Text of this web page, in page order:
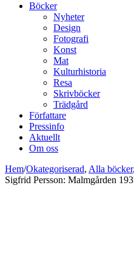
Böcker
Nyheter
Design
Fotografi
Konst
Mat
Kulturhistoria
Resa
Skrivböcker
Trädgård
Författare
Pressinfo
Aktuellt
Om oss
Hem/Okategoriserad, Alla böcker,
Sigfrid Persson: Malmgården